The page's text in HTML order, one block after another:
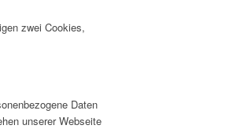
zwei Cookies,
Daten
unserer Webseite